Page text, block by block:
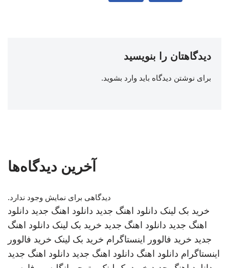
دیدگاهتان را بنویسید
برای نوشتن دیدگاه باید وارد بشوید.
آخرین دیدگاه‌ها
دیدگاهی برای نمایش وجود ندارد.
خرید بک لینک دانلود اهنگ جدید دانلود اهنگ جدید دانلود
اهنگ جدید دانلود اهنگ جدید خرید بک لینک دانلود اهنگ
جدید خرید فالوور اینستاگرام خرید بک لینک خرید فالوور
اینستاگرام دانلود اهنگ دانلود اهنگ جدید دانلود اهنگ جدید